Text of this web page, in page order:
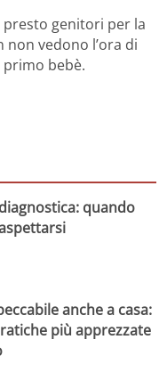
presto genitori per la
vedono l’ora di
bebè.
quando
anche a casa:
più apprezzate